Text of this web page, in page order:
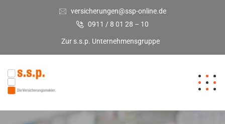
versicherungen@ssp-online.de
0911 / 8 01 28 – 10
Zur s.s.p. Unternehmensgruppe